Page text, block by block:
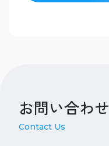
お問い合わせ
Contact Us